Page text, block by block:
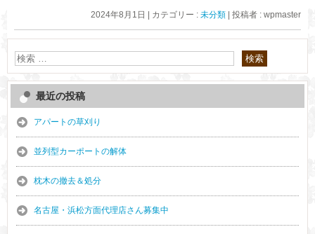
2024年8月1日 カテゴリー : 未分類 投稿者 : wpmaster
最近の投稿
アパートの草刈り
並列型カーポートの解体
枕木の撤去＆処分
名古屋・浜松方面代理店さん募集中